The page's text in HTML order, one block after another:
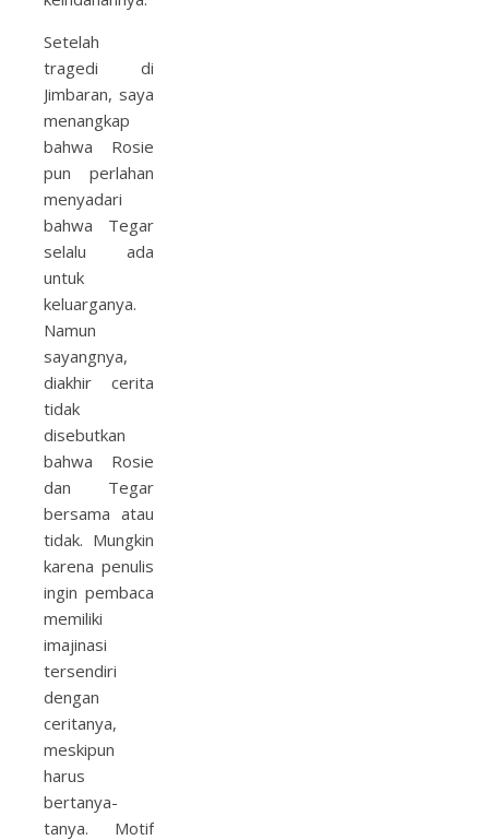
Setelah
tragedi di
Jimbaran, saya
menangkap
bahwa Rosie
pun perlahan
menyadari
bahwa Tegar
selalu ada
untuk
keluarganya.
Namun
sayangnya,
diakhir cerita
tidak
disebutkan
bahwa Rosie
dan Tegar
bersama atau
tidak. Mungkin
karena penulis
ingin pembaca
memiliki
imajinasi
tersendiri
dengan
ceritanya,
meskipun
harus
bertanya-
tanya. Motif